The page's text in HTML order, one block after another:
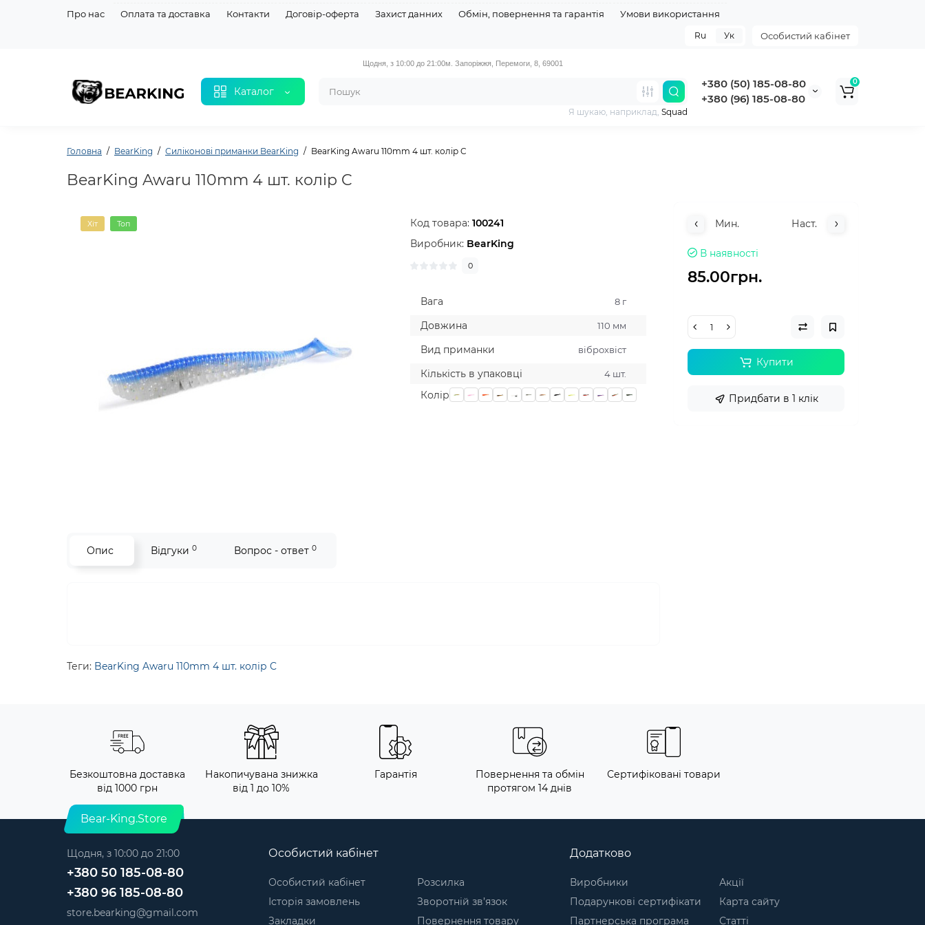
Про нас Оплата та доставка Контакти Договір-оферта Захист данних Обмін, повернення та гарантія
Умови використання
Особистий кабінет
Ru Ук
Каталог
Щодня, з 10:00 до 21:00м. Запоріжжя, Перемоги, 8, 69001
+380 (50) 185-08-80
+380 (96) 185-08-80
Я шукаю, наприклад, Squad
0
Головна BearKing Силіконовi приманки BearKing BearKing Awaru 110mm 4 шт. колір C
BearKing Awaru 110mm 4 шт. колір C
Хіт Топ Код товара:100241
Виробник: BearKing
0
Вага 8 г
Довжина 110 мм
Вид приманки віброхвіст
Кількість в упаковці 4 шт.
Колiр
Мин. Наст.
В наявності
85.00грн.
Купити
Придбати в 1 клік
Опис Відгуки 0 Вопрос - ответ 0
Теги: BearKing Awaru 110mm 4 шт. колір C
Безкоштовна доставка
від 1000 грн
Накопичувана знижка
від 1 до 10%
Гарантія
Повернення та обмін
протягом 14 днів
Сертифіковані товари
Bear-King.Store
Щодня, з 10:00 до 21:00
+380 50 185-08-80
+380 96 185-08-80
store.bearking@gmail.com
Особистий кабінет
Особистий кабінет
Історія замовлень
Закладки
Розсилка
Зворотній зв’язок
Повернення товару
Додатково
Виробники
Подарункові сертифікати
Партнерська програма
Акції
Карта сайту
Статті